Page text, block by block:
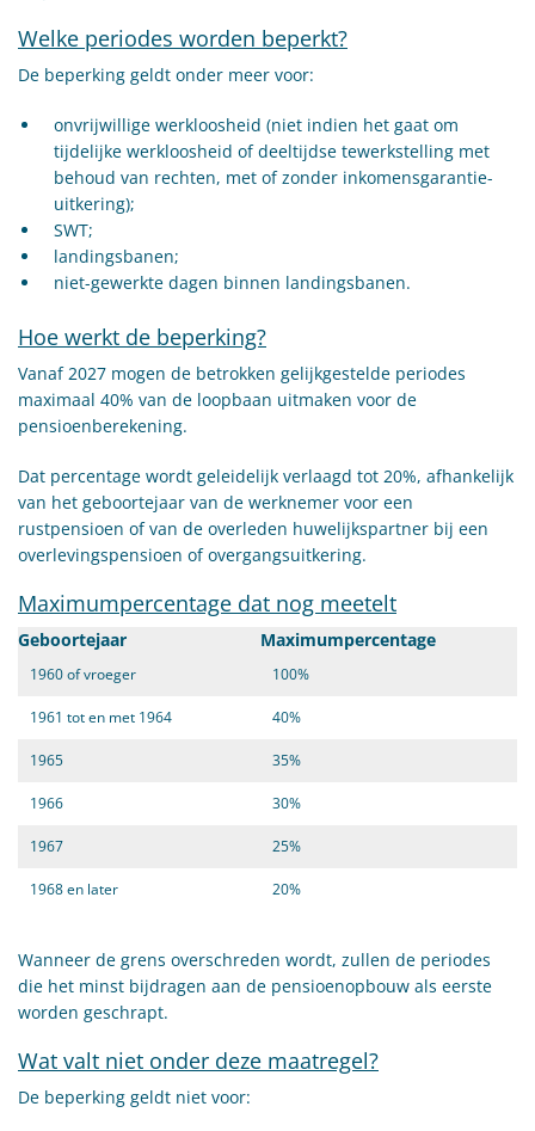
Welke periodes worden beperkt?
De beperking geldt onder meer voor:
onvrijwillige werkloosheid (niet indien het gaat om
tijdelijke werkloosheid of deeltijdse tewerkstelling met
behoud van rechten, met of zonder inkomensgarantie-
uitkering);
SWT;
landingsbanen;
niet-gewerkte dagen binnen landingsbanen.
Hoe werkt de beperking?
Vanaf 2027 mogen de betrokken gelijkgestelde periodes
maximaal 40% van de loopbaan uitmaken voor de
pensioenberekening.
Dat percentage wordt geleidelijk verlaagd tot 20%, afhankelijk
van het geboortejaar van de werknemer voor een
rustpensioen of van de overleden huwelijkspartner bij een
overlevingspensioen of overgangsuitkering.
Maximumpercentage dat nog meetelt
Geboortejaar Maximumpercentage
1960 of vroeger 100%
1961 tot en met 1964 40%
1965 35%
1966 30%
1967 25%
1968 en later 20%
Wanneer de grens overschreden wordt, zullen de periodes
die het minst bijdragen aan de pensioenopbouw als eerste
worden geschrapt.
Wat valt niet onder deze maatregel?
De beperking geldt niet voor: